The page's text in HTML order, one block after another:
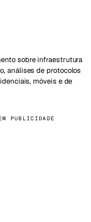
sobre infraestrutura
análises de protocolos
móveis e de
PUBLICIDADE